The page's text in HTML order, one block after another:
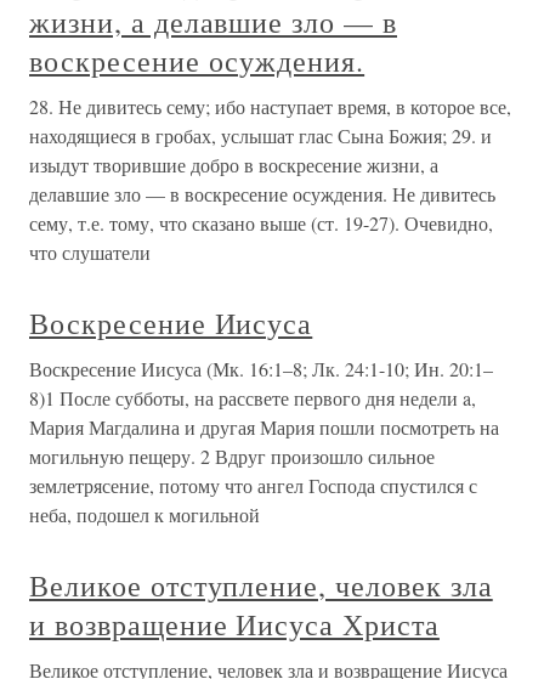
жизни, а делавшие зло — в
воскресение осуждения.
28. Не дивитесь сему; ибо наступает время, в которое все,
находящиеся в гробах, услышат глас Сына Божия; 29. и
изыдут творившие добро в воскресение жизни, а
делавшие зло — в воскресение осуждения. Не дивитесь
сему, т.е. тому, что сказано выше (ст. 19-27). Очевидно,
что слушатели
Воскресение Иисуса
Воскресение Иисуса (Мк. 16:1–8; Лк. 24:1-10; Ин. 20:1–
8)1 После субботы, на рассвете первого дня недели a,
Мария Магдалина и другая Мария пошли посмотреть на
могильную пещеру. 2 Вдруг произошло сильное
землетрясение, потому что ангел Господа спустился с
неба, подошел к могильной
Великое отступление, человек зла
и возвращение Иисуса Христа
Великое отступление, человек зла и возвращение Иисуса